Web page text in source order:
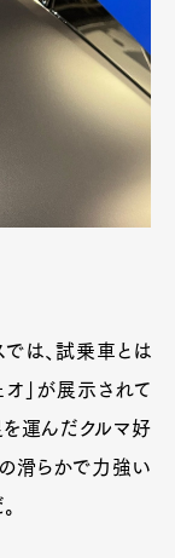
は、試乗車とは
オ」が展示されて
を運んだクルマ好
滑らかで力強い